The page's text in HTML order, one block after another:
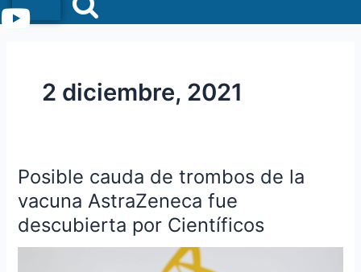
Menu
2 diciembre, 2021
Posible cauda de trombos de la
vacuna AstraZeneca fue
descubierta por Científicos
Posible
de
trombos
de